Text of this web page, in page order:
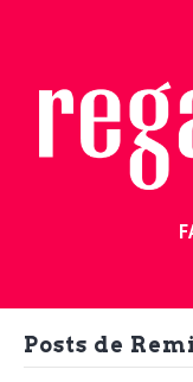
Posts de